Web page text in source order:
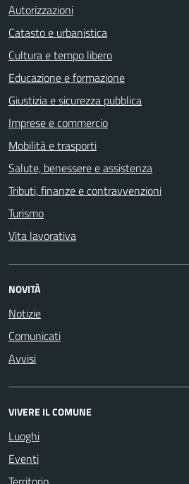
Autorizzazioni
Catasto e urbanistica
Cultura e tempo libero
Educazione e formazione
Giustizia e sicurezza pubblica
Imprese e commercio
Mobilità e trasporti
Salute, benessere e assistenza
Tributi, finanze e contravvenzioni
Turismo
Vita lavorativa
NOVITÀ
Notizie
Comunicati
Avvisi
VIVERE IL COMUNE
Luoghi
Eventi